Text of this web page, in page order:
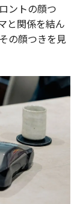
ントの顔つ
と関係を結ん
の顔つきを見